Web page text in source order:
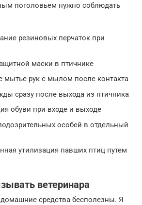
поголовьем нужно соблюдать
резиновых перчаток при
маски в птичнике
мытье рук с мылом после контакта
сразу после выхода из птичника
обуви при входе и выходе
особей в отдельный
утилизация павших птиц путем
ветеринара
домашние средства бесполезны. Я